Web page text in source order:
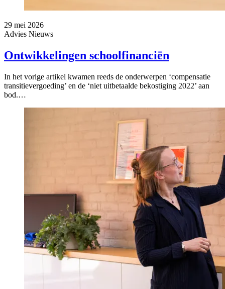
29 mei 2026
Advies Nieuws
Ontwikkelingen schoolfinanciën
In het vorige artikel kwamen reeds de onderwerpen ‘compensatie
transitievergoeding’ en de ‘niet uitbetaalde bekostiging 2022’ aan
bod.…